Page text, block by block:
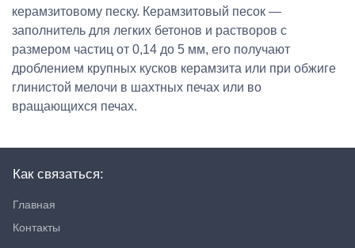
керамзитовому песку. Керамзитовый песок —
заполнитель для легких бетонов и растворов с
размером частиц от 0,14 до 5 мм, его получают
дроблением крупных кусков керамзита или при обжиге
глинистой мелочи в шахтных печах или во
вращающихся печах.
Как связаться:
Главная
Контакты